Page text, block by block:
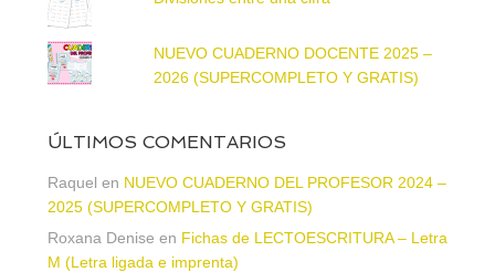
NUEVO CUADERNO DOCENTE 2025 –
2026 (SUPERCOMPLETO Y GRATIS)
ÚLTIMOS COMENTARIOS
Raquel en NUEVO CUADERNO DEL PROFESOR 2024 –
2025 (SUPERCOMPLETO Y GRATIS)
Roxana Denise en Fichas de LECTOESCRITURA – Letra
M (Letra ligada e imprenta)